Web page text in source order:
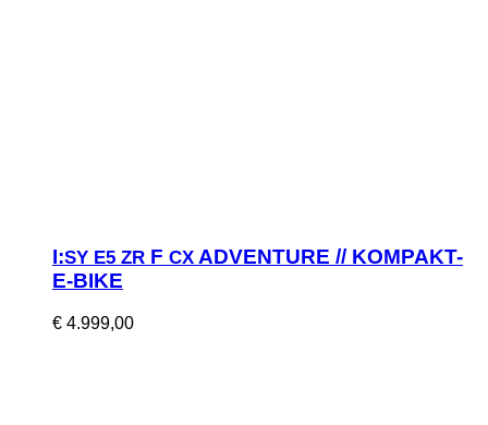
I:SY E5 ZR F CX ADVENTURE // KOMPAKT-
E-BIKE
€ 4.999,00